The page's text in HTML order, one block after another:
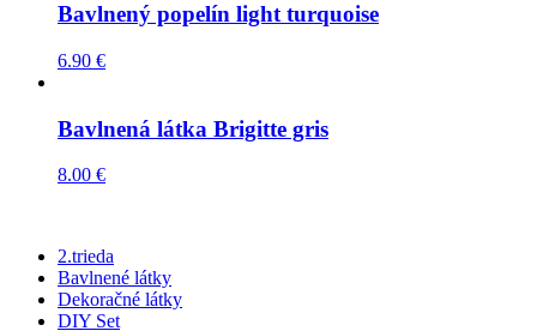
Bavlnený popelín light turquoise
6.90 €
Bavlnená látka Brigitte gris
8.00 €
2.trieda
Bavlnené látky
Dekoračné látky
DIY Set